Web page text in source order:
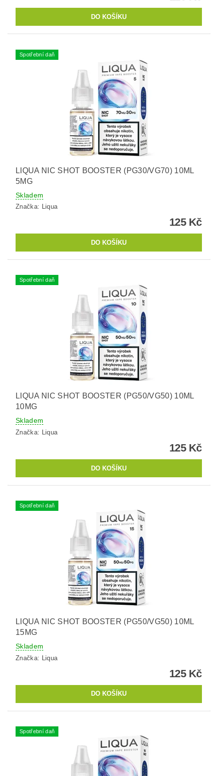
Spotřební daň
LIQUA NIC SHOT BOOSTER (PG30/VG70) 10ML
5MG
Skladem
Značka: Liqua
125 Kč
Spotřební daň
LIQUA NIC SHOT BOOSTER (PG50/VG50) 10ML
10MG
Skladem
Značka: Liqua
125 Kč
Spotřební daň
LIQUA NIC SHOT BOOSTER (PG50/VG50) 10ML
15MG
Skladem
Značka: Liqua
125 Kč
Spotřební daň